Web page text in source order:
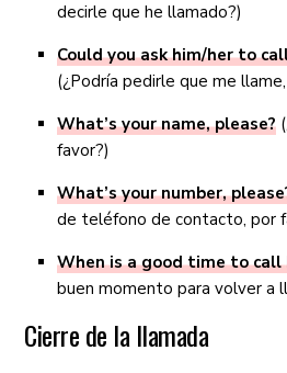
decirle que he llamado?)
Could you ask him/her to
(¿Podría pedirle que me
What’s your name, please?
favor?)
What’s your number,
de teléfono de contacto, por
When is a good time to call
buen momento para volver a
Cierre de la llamada